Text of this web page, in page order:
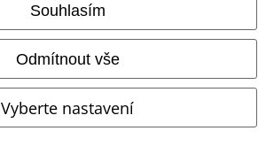
Souhlasím
Odmítnout vše
Vyberte nastavení
Způsoby platby